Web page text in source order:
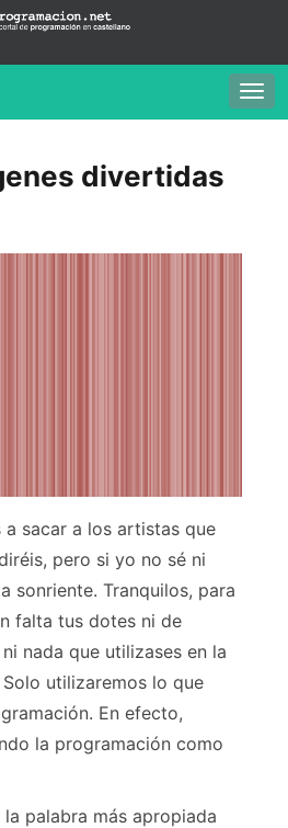
divertidas
sacar a los artistas que
pero si yo no sé ni
sonriente. Tranquilos, para
falta tus dotes ni de
nada que utilizases en la
utilizaremos lo que
En efecto,
la programación como
palabra más apropiada